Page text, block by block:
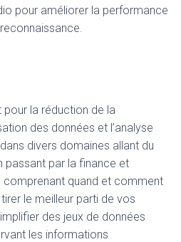
pour améliorer la performance
pour la réduction de la
des données et l’analyse
divers domaines allant du
passant par la finance et
comprenant quand et comment
tirer le meilleur parti de vos
des jeux de données
les informations